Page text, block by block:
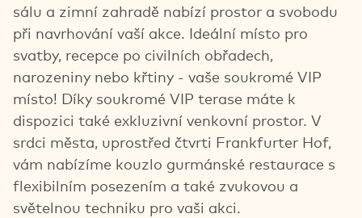
sálu a zimní zahradě nabízí prostor a svobodu
při navrhování vaší akce. Ideální místo pro
svatby, recepce po civilních obřadech,
narozeniny nebo křtiny - vaše soukromé VIP
místo! Díky soukromé VIP terase máte k
dispozici také exkluzivní venkovní prostor. V
srdci města, uprostřed čtvrti Frankfurter Hof,
vám nabízíme kouzlo gurmánské restaurace s
flexibilním posezením a také zvukovou a
světelnou techniku pro vaši akci.